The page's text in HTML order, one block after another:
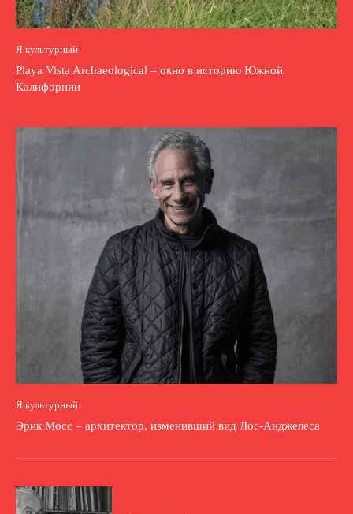
Я культурный
Playa Vista Archaeological – окно в историю Южной
Калифорнии
Я культурный
Эрик Мосс – архитектор, изменивший вид Лос-Анджелеса